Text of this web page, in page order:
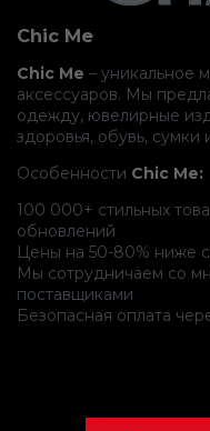
Chic Me
Chic Me – уникальное
аксессуаров. Мы
одежду, ювелирные
здоровья, обувь, сумки
Особенности Chic Me:
100 000+ стильных
обновлений
Цены на 50-80% ниже
Мы сотрудничаем со
поставщиками
Безопасная оплата